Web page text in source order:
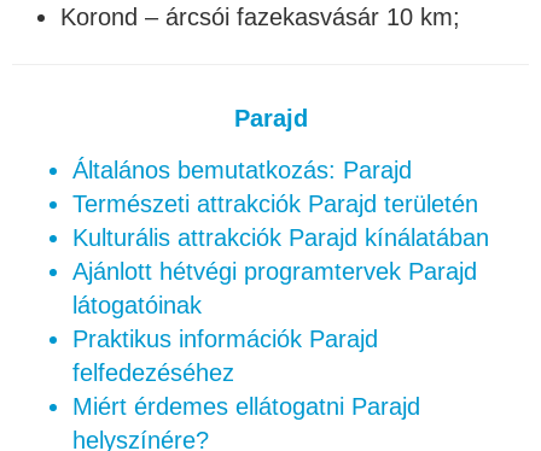
Korond – árcsói fazekasvásár 10 km;
Parajd
Általános bemutatkozás: Parajd
Természeti attrakciók Parajd területén
Kulturális attrakciók Parajd kínálatában
Ajánlott hétvégi programtervek Parajd
látogatóinak
Praktikus információk Parajd
felfedezéséhez
Miért érdemes ellátogatni Parajd
helyszínére?